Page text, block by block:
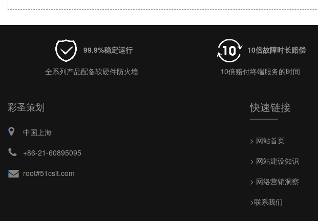
99.9%稳定运行
全系列产品配备软硬件防火墙
10倍故障时长赔偿
10倍赔付终端服务的时间
彩圣策划
中国上海
+86-21-60895095
root#51csit.com
快速链接
> 网站首页
> 网站建设知识
> 网络营销洞察
>联系我们